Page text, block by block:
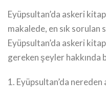
Eyüpsultan’da askeri
makalede, en sık sorulan
Eyüpsultan’da askeri
gereken şeyler hakkında
1. Eyüpsultan’da